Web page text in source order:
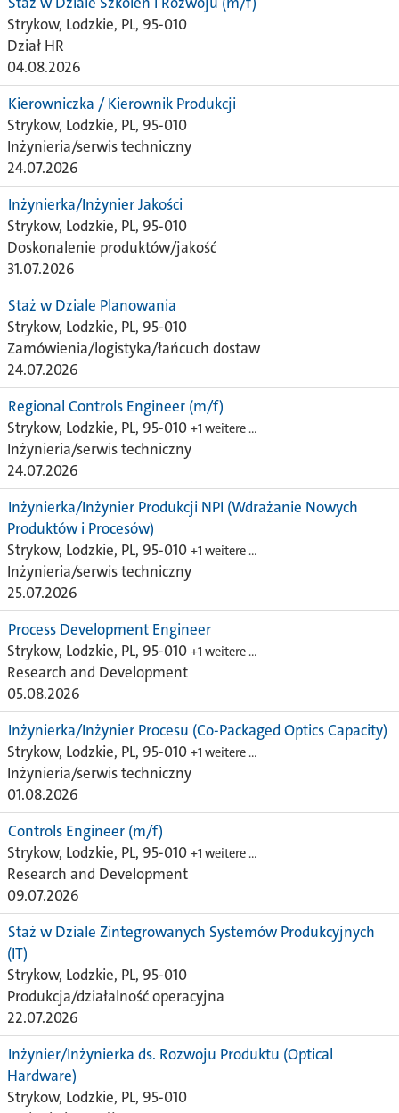
Strykow, Lodzkie, PL, 95-010
Dział HR
04.08.2026
Kierowniczka / Kierownik Produkcji
Strykow, Lodzkie, PL, 95-010
Inżynieria/serwis techniczny
24.07.2026
Inżynierka/Inżynier Jakości
Strykow, Lodzkie, PL, 95-010
Doskonalenie produktów/jakość
31.07.2026
Staż w Dziale Planowania
Strykow, Lodzkie, PL, 95-010
Zamówienia/logistyka/łańcuch dostaw
24.07.2026
Regional Controls Engineer (m/f)
Strykow, Lodzkie, PL, 95-010 +1 weitere …
Inżynieria/serwis techniczny
24.07.2026
Inżynierka/Inżynier Produkcji NPI (Wdrażanie Nowych
Produktów i Procesów)
Strykow, Lodzkie, PL, 95-010 +1 weitere …
Inżynieria/serwis techniczny
25.07.2026
Process Development Engineer
Strykow, Lodzkie, PL, 95-010 +1 weitere …
Research and Development
05.08.2026
Inżynierka/Inżynier Procesu (Co-Packaged Optics Capacity)
Strykow, Lodzkie, PL, 95-010 +1 weitere …
Inżynieria/serwis techniczny
01.08.2026
Controls Engineer (m/f)
Strykow, Lodzkie, PL, 95-010 +1 weitere …
Research and Development
09.07.2026
Staż w Dziale Zintegrowanych Systemów Produkcyjnych
(IT)
Strykow, Lodzkie, PL, 95-010
Produkcja/działalność operacyjna
22.07.2026
Inżynier/Inżynierka ds. Rozwoju Produktu (Optical
Hardware)
Strykow, Lodzkie, PL, 95-010